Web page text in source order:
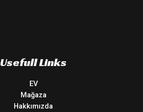
Usefull Links
EV
Mağaza
Hakkımızda